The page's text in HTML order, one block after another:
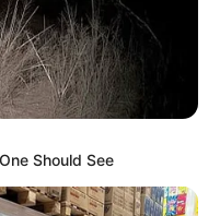
Should See